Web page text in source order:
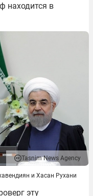
находится в
Tasnim News Agency
и Хасан Рухани
эту